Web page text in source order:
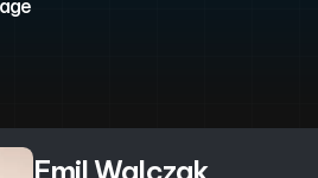
Emil Walczak